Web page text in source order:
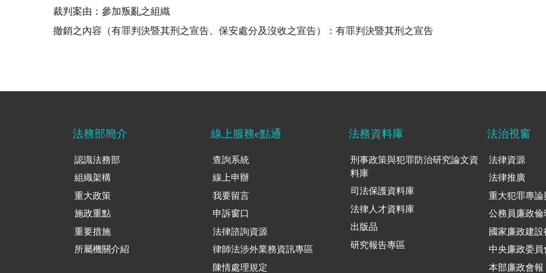
裁判案由：參加叛亂之組織
撤銷之內容（有罪判決暨其刑之宣告、保安處分及沒收之宣告）：有罪判決暨其刑之宣告
法務部簡介
認識法務部
組織架構
重大政策
施政重點
重要措施
所屬機關介紹
線上服務e點通
查詢系統
線上申辦
我要留言
申訴窗口
法律諮詢資源
律師法涉外業務資訊專區
陳情處理規定
法務資料庫
刑事政策與犯罪防治研究論文資
料庫
司法保護資料庫
法律人才資料庫
出版品
研究報告專區
法治視窗
法律資源
法律推廣
重大犯罪專論
公務員廉政倫
國家廉政建
中央廉政委員
本部廉政會報